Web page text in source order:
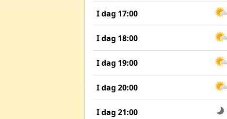
I dag 17:00
I dag 18:00
I dag 19:00
I dag 20:00
I dag 21:00